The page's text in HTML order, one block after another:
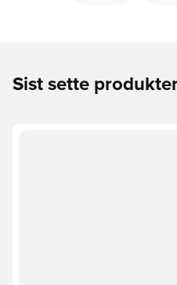
Sist sette